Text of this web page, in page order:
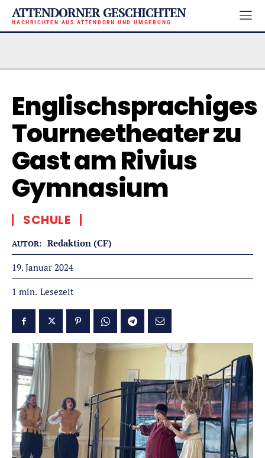
ATTENDORNER GESCHICHTEN
NACHRICHTEN AUS ATTENDORN UND UMGEBUNG
Englischsprachiges
Tourneetheater zu
Gast am Rivius
Gymnasium
SCHULE
AUTOR: Redaktion (CF)
19. Januar 2024
1 min. Lesezeit